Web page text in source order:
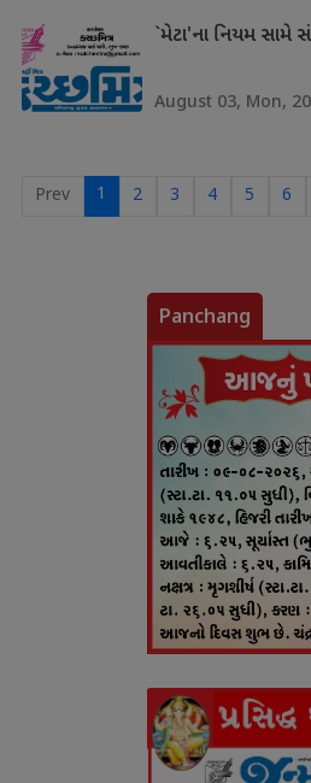
`મેટા'ના નિયમ સામે
August 03, Mon,
Prev 1 2 3 4 5 6
Panchang